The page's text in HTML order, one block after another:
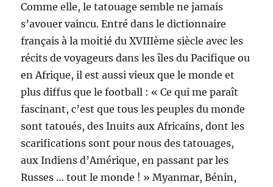
Comme elle, le tatouage semble ne jamais
s’avouer vaincu. Entré dans le dictionnaire
français à la moitié du XVIIIème siècle avec les
récits de voyageurs dans les îles du Pacifique ou
en Afrique, il est aussi vieux que le monde et
plus diffus que le football : « Ce qui me paraît
fascinant, c’est que tous les peuples du monde
sont tatoués, des Inuits aux Africains, dont les
scarifications sont pour nous des tatouages,
aux Indiens d’Amérique, en passant par les
Russes … tout le monde ! » Myanmar, Bénin,